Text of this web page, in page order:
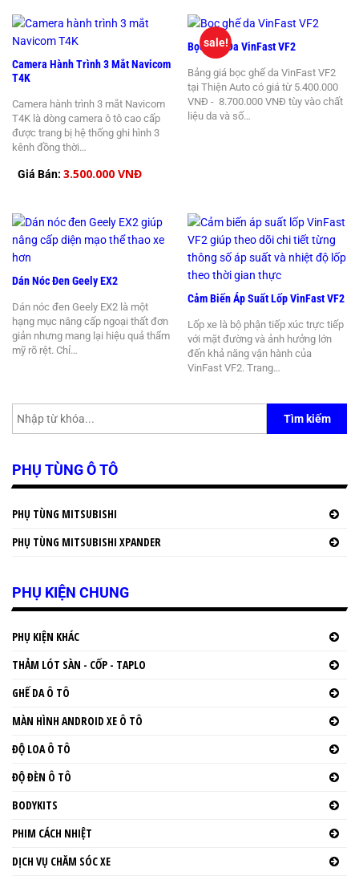
Camera Hành Trình 3 Mắt Navicom
T4K
Camera hành trình 3 mắt Navicom
T4K là dòng camera ô tô cao cấp
được trang bị hệ thống ghi hình 3
kênh đồng thời…
Giá Bán: 3.500.000 VNĐ
Bọc Ghế Da VinFast VF2
Bảng giá bọc ghế da VinFast VF2
tại Thiện Auto có giá từ 5.400.000
VNĐ - 8.700.000 VNĐ tùy vào chất
liệu da và số…
sale!
Dán Nóc Đen Geely EX2
Dán nóc đen Geely EX2 là một
hạng mục nâng cấp ngoại thất đơn
giản nhưng mang lại hiệu quả thẩm
mỹ rõ rệt. Chỉ…
Cảm Biến Áp Suất Lốp VinFast VF2
Lốp xe là bộ phận tiếp xúc trực tiếp
với mặt đường và ảnh hưởng lớn
đến khả năng vận hành của
VinFast VF2. Trang…
Tìm kiếm
PHỤ TÙNG Ô TÔ
PHỤ TÙNG MITSUBISHI
PHỤ TÙNG MITSUBISHI XPANDER
PHỤ KIỆN CHUNG
PHỤ KIỆN KHÁC
THẢM LÓT SÀN - CỐP - TAPLO
GHẾ DA Ô TÔ
MÀN HÌNH ANDROID XE Ô TÔ
ĐỘ LOA Ô TÔ
ĐỘ ĐÈN Ô TÔ
BODYKITS
PHIM CÁCH NHIỆT
DỊCH VỤ CHĂM SÓC XE